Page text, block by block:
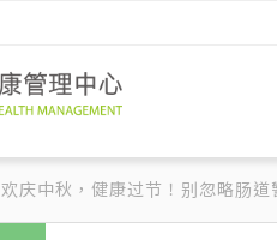
欢庆中秋，健康过节！别忽略肠道